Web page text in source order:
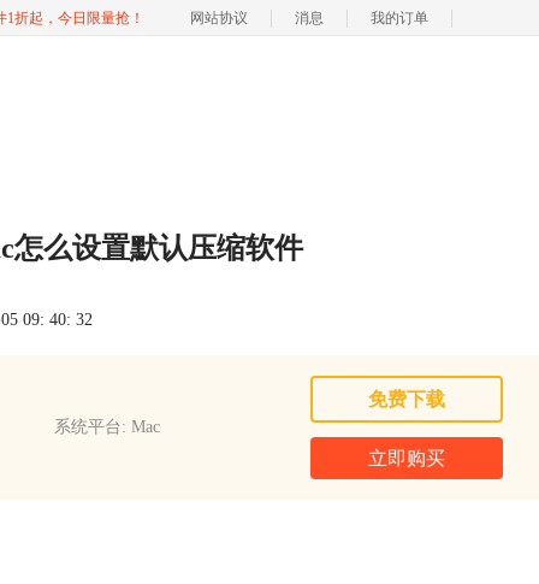
折起，今日限量抢！ 网站协议 消息 我的订单
怎么设置默认压缩软件
09: 40: 32
系统平台: Mac
免费下载
立即购买